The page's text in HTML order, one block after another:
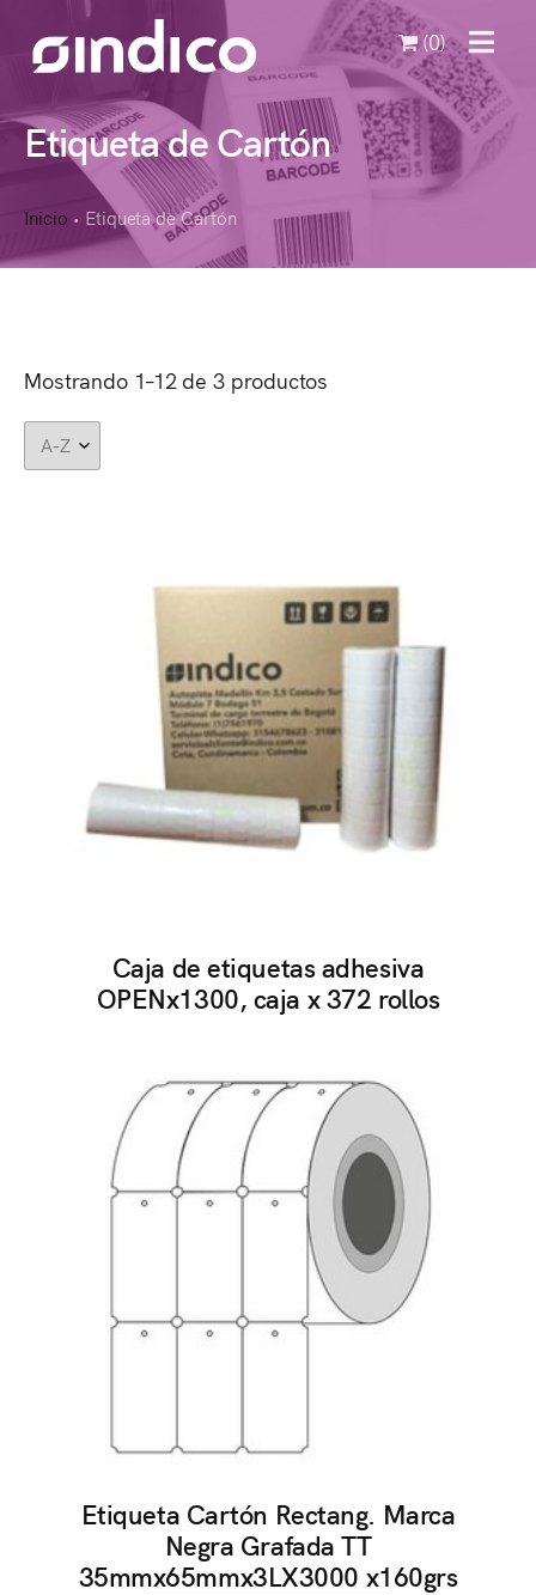
MENU
(0)
Etiqueta de Cartón
Inicio • Etiqueta de Cartón
Mostrando 1–12 de 3 productos
Caja de etiquetas adhesiva
OPENx1300, caja x 372 rollos
Etiqueta Cartón Rectang. Marca
Negra Grafada TT
35mmx65mmx3LX3000 x160grs